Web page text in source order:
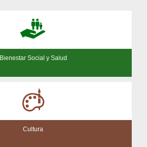
Bienestar Social y Salud
Cultura